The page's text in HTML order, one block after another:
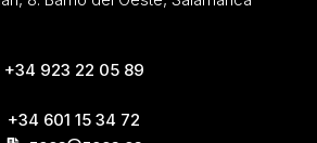
+34 923 22 05 89
+34 601 15 34 72